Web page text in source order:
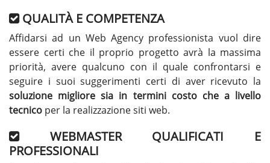
QUALITÀ E COMPETENZA
Affidarsi ad un Web Agency professionista vuol dire
essere certi che il proprio progetto avrà la massima
priorità, avere qualcuno con il quale confrontarsi e
seguire i suoi suggerimenti certi di aver ricevuto la
soluzione migliore sia in termini costo che a livello
tecnico per la realizzazione siti web.
WEBMASTER QUALIFICATI E
PROFESSIONALI